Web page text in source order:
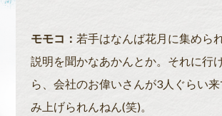
モモコ： 若手はなんば花月に集めら
説明を聞かなあかんとか。それに行
ら、会社のお偉いさんが3人ぐらい
み上げられんねん(笑)。